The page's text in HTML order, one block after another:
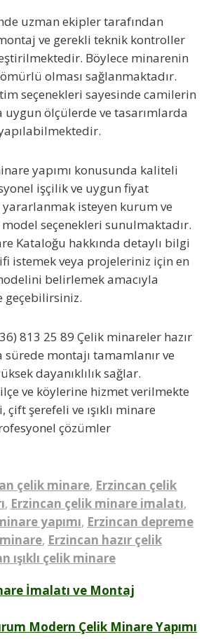
uzman ekipler tarafından
ve gerekli teknik kontroller
Böylece minarenin
olması sağlanmaktadır.
seçenekleri sayesinde camilerin
uygun ölçülerde ve tasarımlarda
yapımı konusunda kaliteli
işçilik ve uygun fiyat
isteyen kurum ve
seçenekleri sunulmaktadır.
Kataloğu hakkında detaylı bilgi
istemek veya projeleriniz için en
belirlemek amacıyla
geçebilirsiniz.
813 25 89 Çelik minareler hazır
sürede montajı tamamlanır ve
dayanıklılık sağlar.
ilçe ve köylerine hizmet verilmekte
şerefeli ve ışıklı minare
çözümler
çelik minare, Erzincan çelik
, Erzincan çelik minare imalatı,
yapımı, Erzincan depreme
, Erzincan hazır çelik
ışıklı çelik minare
İmalatı ve Montaj
Modern Çelik Minare Yapımı